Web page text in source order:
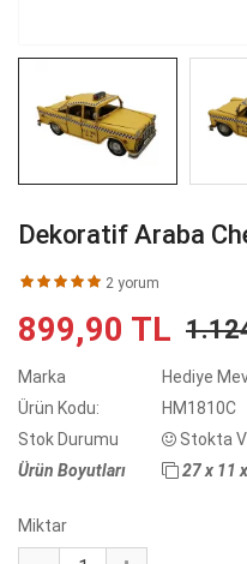
Dekoratif Araba
2 yorum
899,90 TL
Marka
Hediye
Ürün Kodu:
HM1810C
Stok Durumu
Stokta
Ürün Boyutları
27 x 11
Miktar